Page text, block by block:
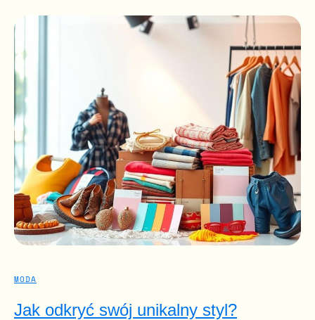
MODA
Jak odkryć swój unikalny styl?